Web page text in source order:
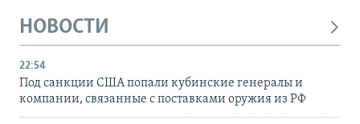
НОВОСТИ
22:54
Под санкции США попали кубинские генералы и
компании, связанные с поставками оружия из РФ